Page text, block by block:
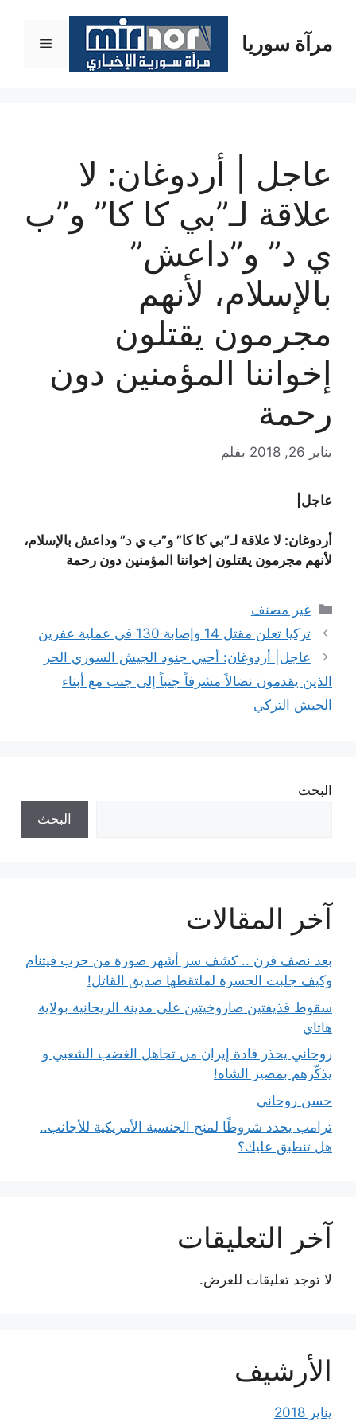
المحتوىمرآة سوريا القائمة
عاجل | أردوغان: لا
علاقة لـ”بي كا كا” و”ب
ي د” و”داعش”
بالإسلام، لأنهم
مجرمون يقتلون
إخواننا المؤمنين دون
رحمة
يناير 26, 2018 بقلم
عاجل|
أردوغان: لا علاقة لـ”بي كا كا” و”ب ي د” وداعش بالإسلام،
لأنهم مجرمون يقتلون إخواننا المؤمنين دون رحمة
التصنيفات
غير مصنف
تركيا تعلن مقتل 14 وإصابة 130 في عملية عفرين
عاجل| أردوغان: أحيي جنود الجيش السوري الحر
الذين يقدمون نضالاً مشرفاً جنباً إلى جنب مع أبناء
الجيش التركي
البحث
البحث
آخر المقالات
بعد نصف قرن .. كشف سر أشهر صورة من حرب فيتنام
وكيف جلبت الحسرة لملتقطها صديق القاتل!
سقوط قذيفتين صاروخيتين على مدينة الريحانية بولاية
هاتاي
روحاني يحذر قادة إيران من تجاهل الغضب الشعبي و
يذكّرهم بمصير الشاه!
حسن روحاني
ترامب يحدد شروطًا لمنح الجنسية الأمريكية للأجانب..
هل تنطبق عليك؟
آخر التعليقات
لا توجد تعليقات للعرض.
الأرشيف
يناير 2018